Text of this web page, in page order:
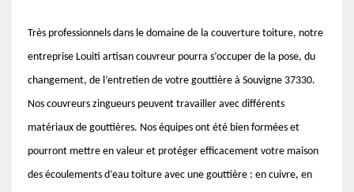
Très professionnels dans le domaine de la couverture toiture, notre
entreprise Louiti artisan couvreur pourra s’occuper de la pose, du
changement, de l’entretien de votre gouttière à Souvigne 37330.
Nos couvreurs zingueurs peuvent travailler avec différents
matériaux de gouttières. Nos équipes ont été bien formées et
pourront mettre en valeur et protéger efficacement votre maison
des écoulements d’eau toiture avec une gouttière : en cuivre, en